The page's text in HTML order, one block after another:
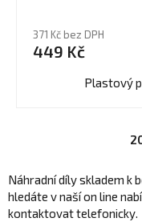
371 Kč bez DPH
449 Kč
Plastový
Náhradní díly skladem k
hledáte v naší on line
kontaktovat telefonicky.